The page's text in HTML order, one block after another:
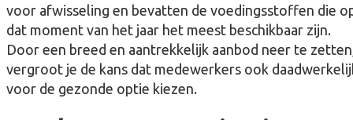
voor afwisseling en bevatten de voedingsstoffen die
dat moment van het jaar het meest beschikbaar zijn.
Door een breed en aantrekkelijk aanbod neer te
vergroot je de kans dat medewerkers ook
voor de gezonde optie kiezen.